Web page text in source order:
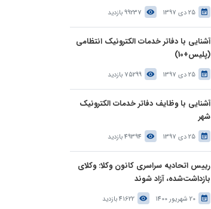
25 دی 1397 99237 بازدید
آشنایی با دفاتر خدمات الکترونیک انتظامی
(پلیس+10)
25 دی 1397 75299 بازدید
آشنایی با وظایف دفاتر خدمات الکترونیک
شهر
25 دی 1397 49394 بازدید
رییس اتحادیه سراسری کانون وکلا: وکلای
بازداشت‌شده، آزاد شوند
20 شهریور 1400 41622 بازدید